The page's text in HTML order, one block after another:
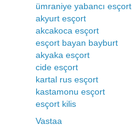
ümraniye yabancı esçort
akyurt esçort
akcakoca esçort
esçort bayan bayburt
akyaka esçort
cide esçort
kartal rus esçort
kastamonu esçort
esçort kilis
Vastaa